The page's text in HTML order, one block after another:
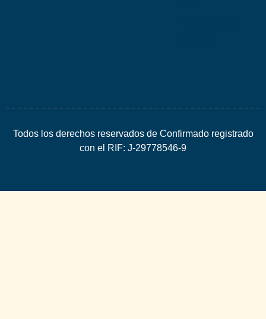
Todos los derechos reservados de Confirmado registrado
con el RIF: J-29778546-9